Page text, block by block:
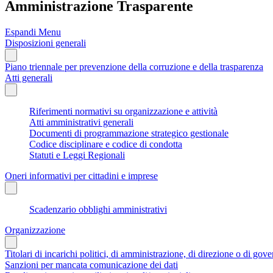
Amministrazione Trasparente
Espandi Menu
Disposizioni generali
Piano triennale per prevenzione della corruzione e della trasparenza
Atti generali
Riferimenti normativi su organizzazione e attività
Atti amministrativi generali
Documenti di programmazione strategico gestionale
Codice disciplinare e codice di condotta
Statuti e Leggi Regionali
Oneri informativi per cittadini e imprese
Scadenzario obblighi amministrativi
Organizzazione
Titolari di incarichi politici, di amministrazione, di direzione o di
Sanzioni per mancata comunicazione dei dati